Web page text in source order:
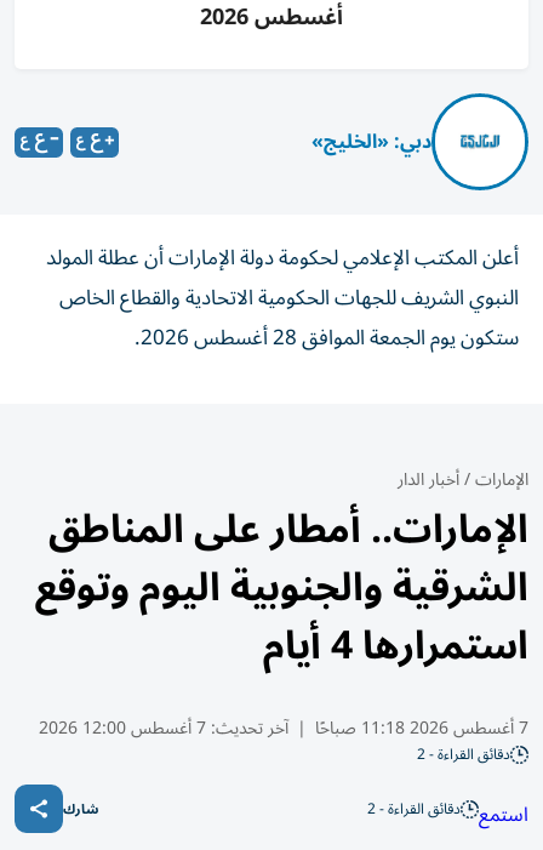
أغسطس 2026
دبي: «الخليج»
أعلن المكتب الإعلامي لحكومة دولة الإمارات أن عطلة المولد
النبوي الشريف للجهات الحكومية الاتحادية والقطاع الخاص
ستكون يوم الجمعة الموافق 28 أغسطس 2026.
الإمارات/أخبار الدار
الإمارات.. أمطار على المناطق
الشرقية والجنوبية اليوم وتوقع
استمرارها 4 أيام
7 أغسطس 2026 11:18 صباحًا | آخر تحديث:7 أغسطس 12:00 2026
دقائق القراءة - 2
استمع دقائق القراءة - 2 شارك